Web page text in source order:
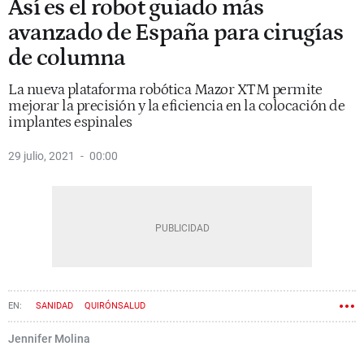
Así es el robot guiado más
avanzado de España para cirugías
de columna
La nueva plataforma robótica Mazor XTM permite
mejorar la precisión y la eficiencia en la colocación de
implantes espinales
29 julio, 2021 00:00
SANIDAD QUIRÓNSALUD
Jennifer Molina